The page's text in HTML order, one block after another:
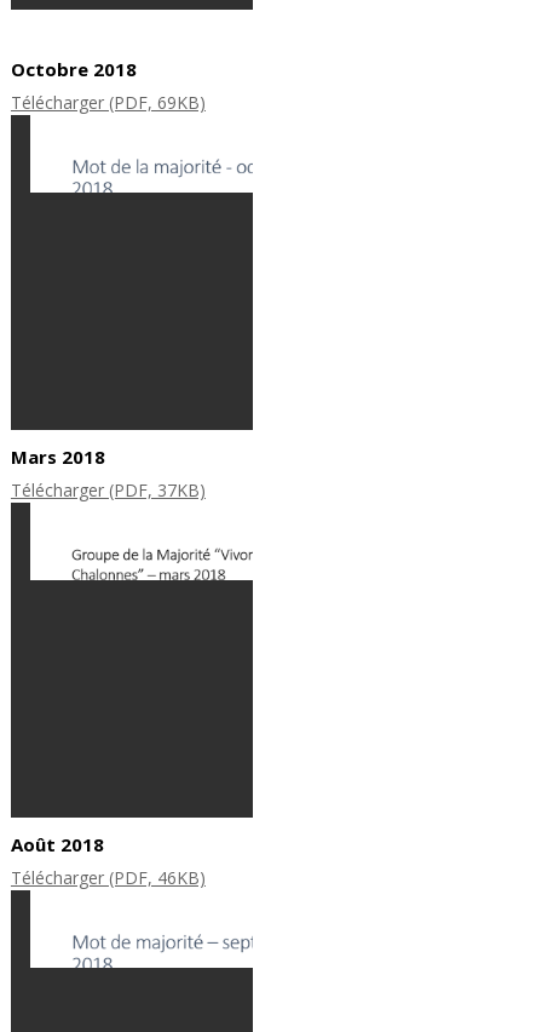
Octobre 2018
Télécharger (PDF, 69KB)
Mars 2018
Télécharger (PDF, 37KB)
Août 2018
Télécharger (PDF, 46KB)